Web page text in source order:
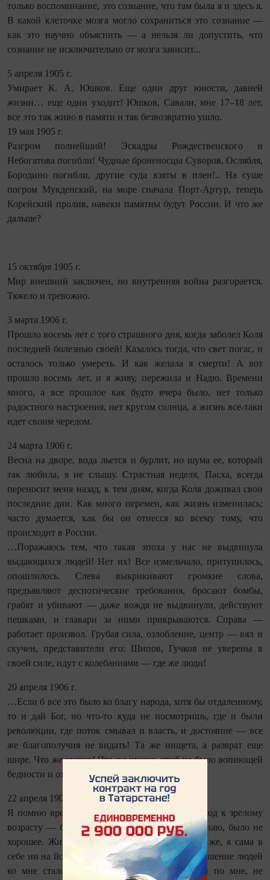
только воспоминание, это сознание, что там была я и здесь я.
В какой клеточке мозга могло сохраниться это сознание —
как это научно объяснить — а нельзя ли допустить, что
сознание не исключительно от мозга зависит...
5 апреля 1905 г.
Умирает К. А. Юшков. Еще один друг юности, давней
жизни… еще один уходит! Юшков, Савали, мне 17–18 лет,
все это так живо в памяти и так безвозвратно ушло.
19 мая 1905 г.
Разгром полнейший! Эскадры Рождественского и
Небогатова погибли! Чудные броненосцы Суворов, Ослябля,
Бородино погибли, другие суда взяты в плен!.. На суше
погром Мукденский, на море сначала Порт-Артур, теперь
Корейский пролив, навеки памятны будут России. И что же
дальше?
15 октября 1905 г.
Мир внешний заключен, но внутренняя война разгорается.
Тяжело и тревожно.
3 марта 1906 г.
Прошло восемь лет с того страшного дня, когда заболел Коля
последней болезнью своей! Казалось тогда, что свет погас, и
осталось только умереть. И как желала я смерти! А вот
прошло восемь лет, и я живу, пережила и Надю. Времени
много, а все прошлое как будто вчера было, нет только
радостного настроения, нет кругом солнца, а жизнь все-таки
идет своим чередом.
24 марта 1906 г.
Весна на дворе, вода льется и бурлит, но шума ее, который
так любила, я не слышу. Страстная неделя, Пасха, всегда
переносит меня назад, к тем дням, когда Коля доживал свои
последние дни. Как много перемен, как жизнь изменилась;
часто думается, как бы он отнесся ко всему тому, что
происходит в России.
…Поражаюсь тем, что такая эпоха у нас не выдвинула
выдающихся людей! Нет их! Все измельчало, притупилось,
опошлилось. Слева выкрикивают громкие слова,
предъявляют деспотические требования, бросают бомбы,
грабят и убивают — даже вождя не выдвинули, действуют
пешками, и главари за ними прикрываются. Справа —
работает произвол. Грубая сила, озлобление, центр — вял и
скучен, представители его: Шипов, Гучков не уверены в
своей силе, идут с колебаниями — где же люди!
20 апреля 1906 г.
…Если б все это было ко благу народа, хотя бы отдаленному,
то и дай Бог, но что-то куда не посмотришь, где и были
революции, где поток смывал и власть, и достояние — все
же благополучия не видать! Та же нищета, а разврат еще
шире. Что же нужно! Что же нужно, чтоб не было вопиющей
бедности и отвратительной роскоши.
22 апреля 1906 г.
Я помню время, когда от молодости был переход к зрелому
возрасту — было тяжело, и это чувство, я сознаю, было не
хорошее. Жизненные силы оставались еще те же, я сама в
себе ни на йоту не убавилась, а между тем отношение людей
ко мне стало иное; взгляды людей скользили по мне, не